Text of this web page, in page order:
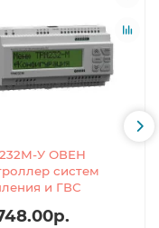
У ОВЕН
систем
и ГВС